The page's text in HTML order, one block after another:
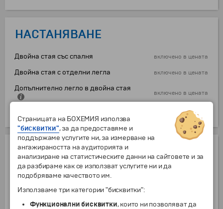
НАСТАНЯВАНЕ
Двойна стая със спалня включено в цената
Двойна стая с отделни легла включено в цената
Допълнително легло в двойна стая
включено в цената
ДОПЪЛНИТЕЛНИ УСЛУГИ
Чекиран багаж до 10 кг (в двете посоки)
от0 г.
Чекиран багаж до 20 кг (в двете посоки)
Страницата на БОХЕМИЯ използва
"бисквитки", за да предоставяме и
поддържаме услугите ни, за измерване на
ангажираността на аудиторията и
анализиране на статистическите данни на сайтовете и за
да разбираме как се използват услугите ни и да
подобряваме качеството им.
Използваме три категории "бисквитки":
Функционални бисквитки, които ни позволяват да